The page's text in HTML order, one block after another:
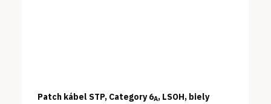
Patch kábel STP, Category 6A, LSOH, biely